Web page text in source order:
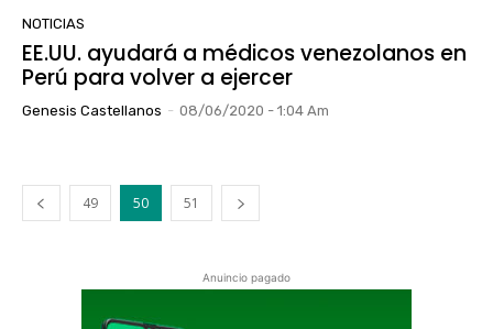
NOTICIAS
EE.UU. ayudará a médicos venezolanos en
Perú para volver a ejercer
Genesis Castellanos - 08/06/2020 - 1:04 Am
49 50 51
Anuincio pagado